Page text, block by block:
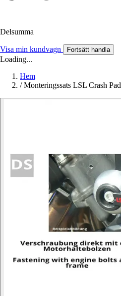
Delsumma
Visa min kundvagn Fortsätt handla
Loading...
Hem
/ Monteringssats LSL Crash Pad